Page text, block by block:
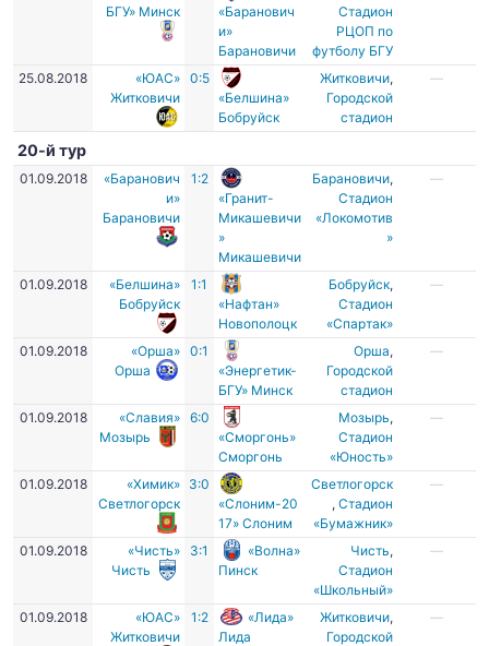
БГУ» Минск
«Баранович
и»
Барановичи
Стадион
РЦОП по
футболу БГУ
25.08.2018
«ЮАС»
Житковичи
0:5
«Белшина»
Бобруйск
Житковичи,
Городской
стадион
—
20-й тур
01.09.2018
«Баранович
и»
Барановичи
1:2
«Гранит-
Микашевичи
»
Микашевичи
Барановичи,
Стадион
«Локомотив
»
—
01.09.2018
«Белшина»
Бобруйск
1:1
«Нафтан»
Новополоцк
Бобруйск,
Стадион
«Спартак»
—
01.09.2018
«Орша»
Орша
0:1
«Энергетик-
БГУ» Минск
Орша,
Городской
стадион
—
01.09.2018
«Славия»
Мозырь
6:0
«Сморгонь»
Сморгонь
Мозырь,
Стадион
«Юность»
—
01.09.2018
«Химик»
Светлогорск
3:0
«Слоним-20
17» Слоним
Светлогорск
,Стадион
«Бумажник»
—
01.09.2018
«Чисть»
Чисть
3:1
«Волна»
Пинск
Чисть,
Стадион
«Школьный»
—
01.09.2018
«ЮАС»
Житковичи
1:2
«Лида»
Лида
Житковичи,
Городской
—